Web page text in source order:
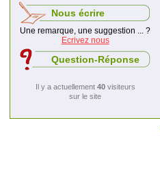
Nous écrire
Une remarque, une suggestion ... ?
Ecrivez nous
Question-Réponse
Il y a actuellement 40visiteurs
sur le site